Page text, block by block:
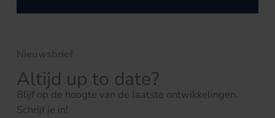
Nieuwsbrief
Altijd up to date?
Blijf op de hoogte van de laatste ontwikkelingen.
Schrijf je in!